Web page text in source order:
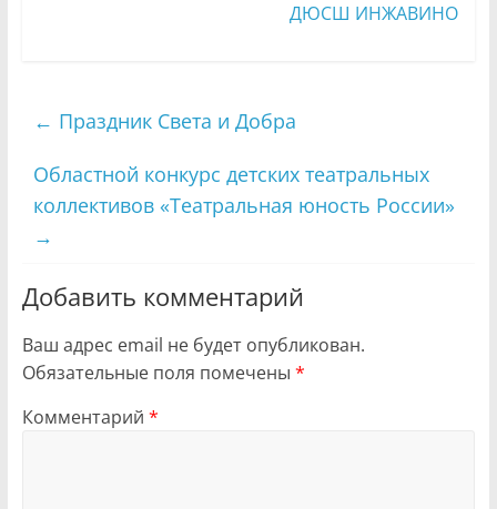
ДЮСШ ИНЖАВИНО
← Праздник Света и Добра
Областной конкурс детских театральных
коллективов «Театральная юность России»
→
Добавить комментарий
Ваш адрес email не будет опубликован.
Обязательные поля помечены *
Комментарий *